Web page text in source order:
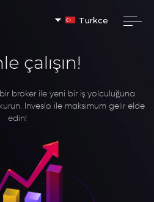
Turkce
çalışın!
broker ile yeni bir iş yolculuğuna
Inveslo ile maksimum gelir elde
edin!